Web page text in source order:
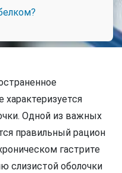
характеризуется
Одной из важных
правильный рацион
гастрите
слизистой оболочки